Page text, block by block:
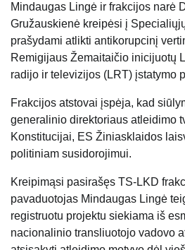
Mindaugas Lingė ir frakcijos narė
Gružauskienė kreipėsi į
prašydami atlikti antikorupcinį
Remigijaus Žemaitaičio inicijuotų
radijo ir televizijos (LRT) įstatymo
Frakcijos atstovai įspėja, kad
generalinio direktoriaus atleidimo
Konstitucijai, ES Žiniasklaidos
politiniam susidorojimui.
Kreipimąsi pasirašęs TS-LKD
pavaduotojas Mindaugas Lingė
registruotu projektu siekiama iš
nacionalinio transliuotojo vadovo